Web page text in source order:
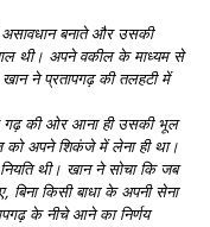
असावधानबनातेऔरउसकी
थी। अपनेवकीलकेमाध्यमसे
खाननेप्रतापगढ़कीतलहटीमें
गढ़कीओरआनाहीउसकीभूल
कोअपनेशिकंजेमेंलेनाहीथा।
नियतिथी। खाननेसोचाकिजब
बिनाकिसीबाधाकेअपनीसेना
केनीचेआनेकानिर्णय